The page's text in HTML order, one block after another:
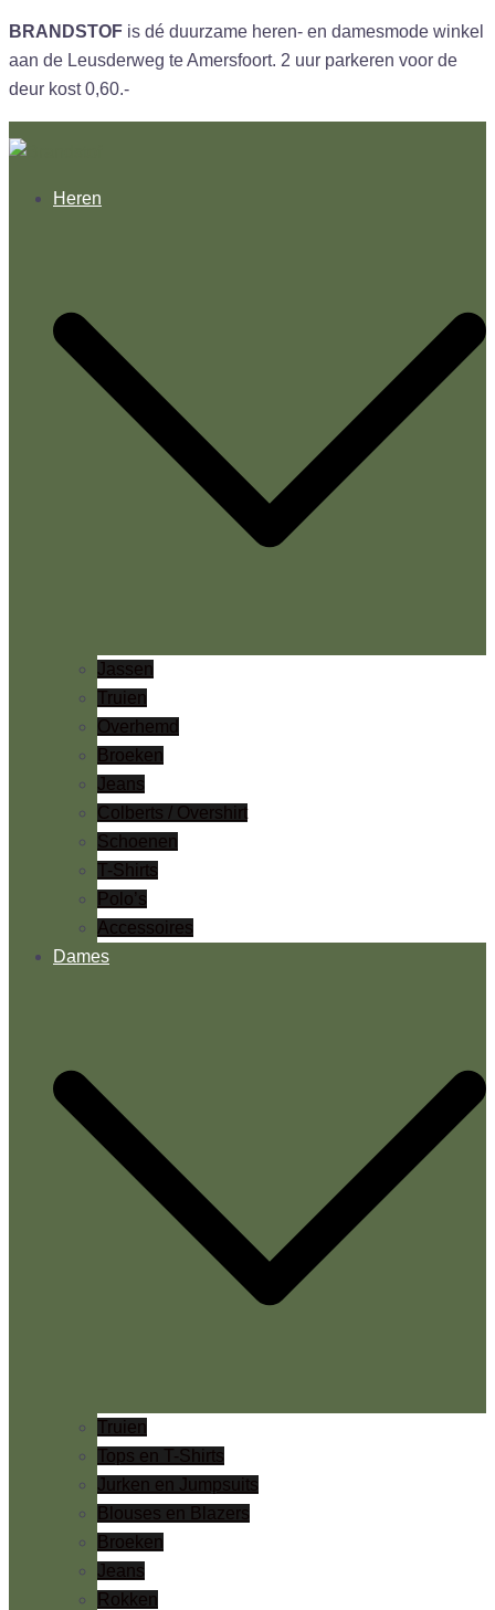
BRANDSTOF is dé duurzame heren- en damesmode winkel
aan de Leusderweg te Amersfoort. 2 uur parkeren voor de
deur kost 0,60.-
Ga
Heren
Jassen
Truien
Overhemd
Broeken
Jeans
Colberts / Overshirt
Schoenen
T-Shirts
Polo’s
Accessoires
Dames
Truien
Tops en T-Shirts
Jurken en Jumpsuits
Blouses en Blazers
Broeken
Jeans
Rokken